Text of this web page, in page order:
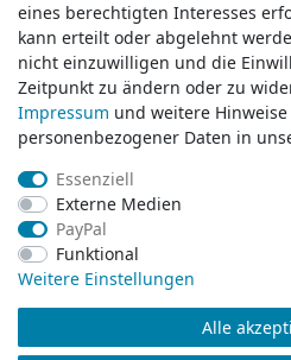
Wünschen Sie einen
service@klamato.de
Schreiben Sie uns:
service@klamato.de
Durchschnittliche Bewertung von
Bewertungsgrundlage des Anbieters: 5
© Copyright 2026 klamato.de |
eines berechtigten Interesses
kann erteilt oder abgelehnt
nicht einzuwilligen und die
Zeitpunkt zu ändern oder zu
Impressum und weitere
personenbezogener Daten in
Essenziell
Externe Medien
PayPal
Funktional
Weitere Einstellungen
Alle
eines berechtigten Interesses
kann erteilt oder abgelehnt
nicht einzuwilligen und die
Zeitpunkt zu ändern oder zu
Impressum und weitere
personenbezogener Daten in
Essenziell
Externe Medien
PayPal
Funktional
Weitere Einstellungen
Alle